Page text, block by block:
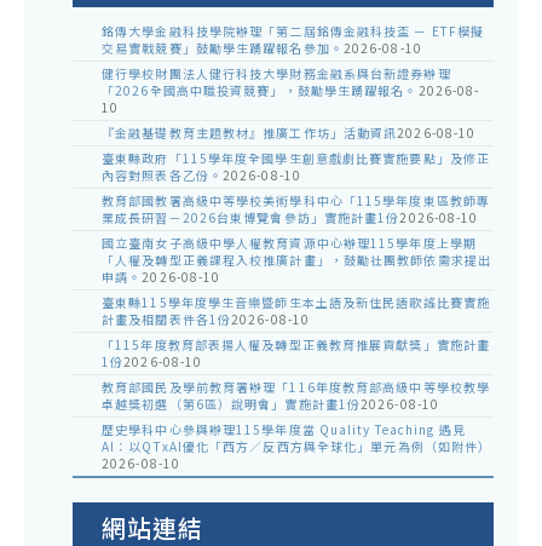
銘傳大學金融科技學院辦理「第二屆銘傳金融科技盃 － ETF模擬
交易實戰競賽」鼓勵學生踴躍報名參加。 2026-08-10
健行學校財團法人健行科技大學財務金融系與台新證券辦理
「2026全國高中職投資競賽」，鼓勵學生踴躍報名。 2026-08-
10
『金融基礎教育主題教材』推廣工作坊」活動資訊2026-08-10
臺東縣政府「115學年度全國學生創意戲劇比賽實施要點」及修正
內容對照表各乙份。 2026-08-10
教育部國教署高級中等學校美術學科中心「115學年度東區教師專
業成長研習－2026台東博覽會參訪」實施計畫1份2026-08-10
國立臺南女子高級中學人權教育資源中心辦理115學年度上學期
「人權及轉型正義課程入校推廣計畫」，鼓勵社團教師依需求提出
申請。2026-08-10
臺東縣115學年度學生音樂暨師生本土語及新住民語歌謠比賽實施
計畫及相關表件各1份2026-08-10
「115年度教育部表揚人權及轉型正義教育推展貢獻獎」實施計畫
1份2026-08-10
教育部國民及學前教育署辦理「116年度教育部高級中等學校教學
卓越獎初選（第6區）說明會」實施計畫1份2026-08-10
歷史學科中心參與辦理115學年度當 Quality Teaching 遇見
AI：以QTxAI優化「西方／反西方與全球化」單元為例（如附件）
2026-08-10
網站連結